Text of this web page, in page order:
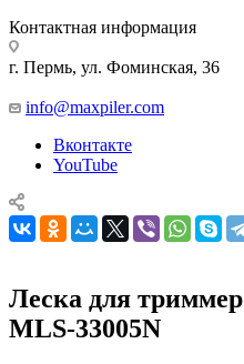
Контактная информация
г. Пермь, ул. Фоминская, 36
info@maxpiler.com
Вконтакте
YouTube
Леска для
MLS-33005N